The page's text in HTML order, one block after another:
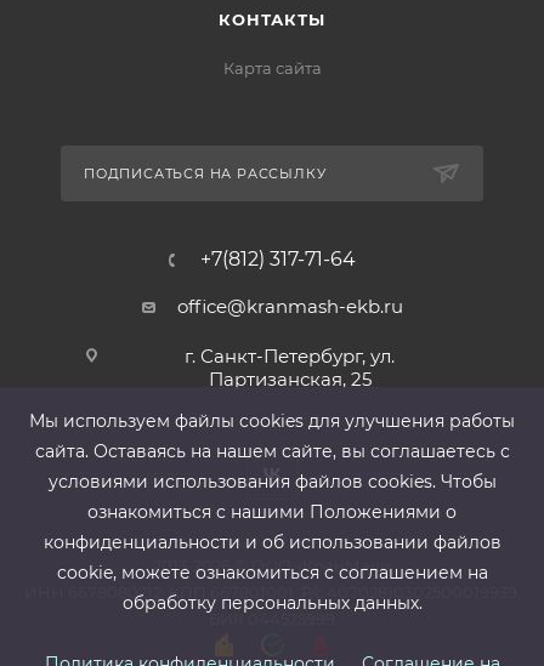
КОНТАКТЫ
Карта сайта
ПОДПИСАТЬСЯ НА РАССЫЛКУ
+7(812) 317-71-64
office@kranmash-ekb.ru
г. Санкт-Петербург, ул.
Партизанская, 25
2013-2026 ©ООО «КранМаш»
ИНН 6678080212, КПП 667801001 ,Р/с 40702810302500019939,
БИК 044525999
Мы используем файлы cооkies для улучшения работы
сайта. Оставаясь на нашем сайте, вы соглашаетесь с
условиями использования файлов cооkies. Чтобы
ознакомиться с нашими Положениями о
конфиденциальности и об использовании файлов
cookie, можете ознакомиться с соглашением на
обработку персональных данных.